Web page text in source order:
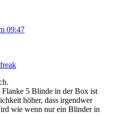
09:47
Flanke 5 Blinde in der Box ist
höher, dass irgendwer
wie wenn nur ein Blinder in